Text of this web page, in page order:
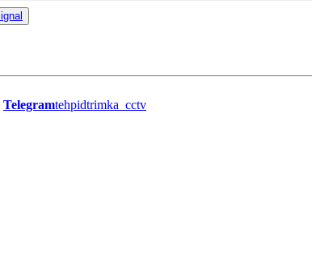
Telegramtehpidtrimka_cctv